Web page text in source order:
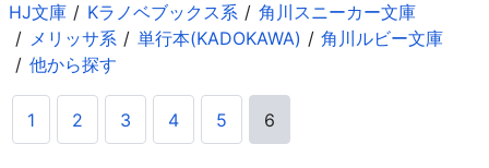
HJ文庫 Kラノベブックス系
角川スニーカー文庫
メリッサ系
単行本(KADOKAWA)
角川ルビー文庫
他から探す
1 2 3 4 5 6